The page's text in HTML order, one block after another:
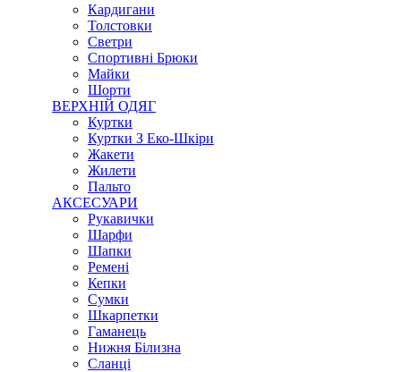
Кардигани
Толстовки
Светри
Спортивні Брюки
Майки
Шорти
ВЕРХНІЙ ОДЯГ
Куртки
Куртки З Еко-Шкіри
Жакети
Жилети
Пальто
АКСЕСУАРИ
Рукавички
Шарфи
Шапки
Ремені
Кепки
Сумки
Шкарпетки
Гаманець
Нижня Білизна
Сланці